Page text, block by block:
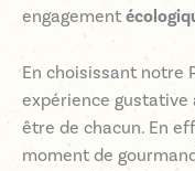
engagement
En choisissant notre
expérience
être de chacun. En
moment de